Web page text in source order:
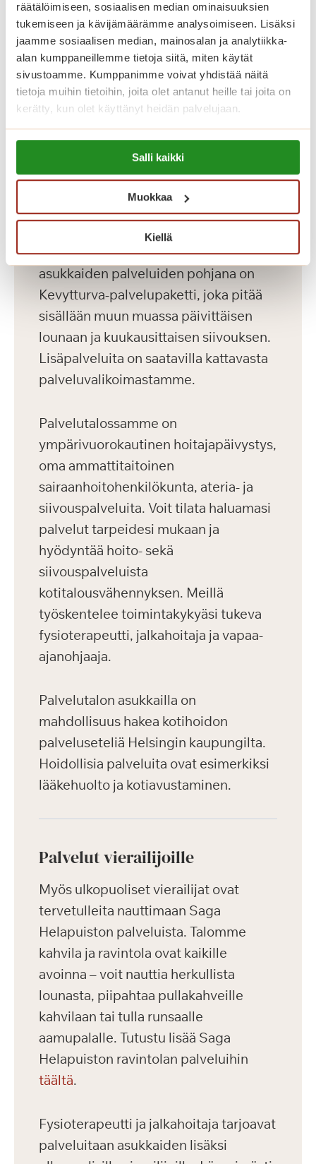
räätälöimiseen, sosiaalisen median ominaisuuksien
tukemiseen ja kävijämäärämme analysoimiseen. Lisäksi
jaamme sosiaalisen median, mainosalan ja analytiikka-
alan kumppaneillemme tietoja siitä, miten käytät
sivustoamme. Kumppanimme voivat yhdistää näitä
tietoja muihin tietoihin, joita olet antanut heille tai joita on
kerätty, kun olet käyttänyt heidän palvelujaan.
Lue lisää evästeistä:
https://sagacare.fi/evasteet/
Salli kaikki
Muokkaa
Kiellä
Katso vapaat senioriasunnot
Koti palveluiden keskellä
Saga Helapuistossa kotisi on
palveluiden keskellä. Asumiskuluun
sisältyy asunnon vuokra sekä yhteiset
tilat, joita ovat talon oma ravintola,
kahvila, kirjasto, kuntosali ja
saunaosasto. Kaikilla asukkailla on
lisäksi palvelupaketti. Uusien
asukkaiden palveluiden pohjana on
Kevytturva-palvelupaketti, joka pitää
sisällään muun muassa päivittäisen
lounaan ja kuukausittaisen siivouksen.
Lisäpalveluita on saatavilla kattavasta
palveluvalikoimastamme.
Palvelutalossamme on
ympärivuorokautinen hoitajapäivystys,
oma ammattitaitoinen
sairaanhoitohenkilökunta, ateria- ja
siivouspalveluita. Voit tilata haluamasi
palvelut tarpeidesi mukaan ja
hyödyntää hoito- sekä
siivouspalveluista
kotitalousvähennyksen. Meillä
työskentelee toimintakykyäsi tukeva
fysioterapeutti, jalkahoitaja ja vapaa-
ajanohjaaja.
Palvelutalon asukkailla on
mahdollisuus hakea kotihoidon
palveluseteliä Helsingin kaupungilta.
Hoidollisia palveluita ovat esimerkiksi
lääkehuolto ja kotiavustaminen.
Palvelut vierailijoille
Myös ulkopuoliset vierailijat ovat
tervetulleita nauttimaan Saga
Helapuiston palveluista. Talomme
kahvila ja ravintola ovat kaikille
avoinna – voit nauttia herkullista
lounasta, piipahtaa pullakahveille
kahvilaan tai tulla runsaalle
aamupalalle. Tutustu lisää Saga
Helapuiston ravintolan palveluihin
täältä.
Fysioterapeutti ja jalkahoitaja tarjoavat
palveluitaan asukkaiden lisäksi